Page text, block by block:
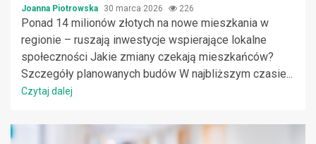
Joanna Piotrowska 30 marca 2026 226
Ponad 14 milionów złotych na nowe mieszkania w
regionie – ruszają inwestycje wspierające lokalne
społeczności Jakie zmiany czekają mieszkańców?
Szczegóły planowanych budów W najbliższym czasie...
Czytaj dalej